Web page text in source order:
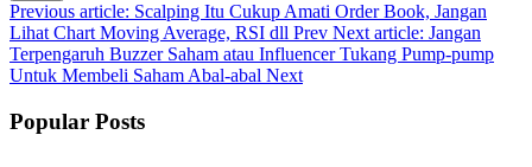
Previous article: Scalping Itu Cukup Amati Order Book, Jangan
Lihat Chart Moving Average, RSI dll Prev Next article: Jangan
Terpengaruh Buzzer Saham atau Influencer Tukang Pump-pump
Untuk Membeli Saham Abal-abal Next
Popular Posts